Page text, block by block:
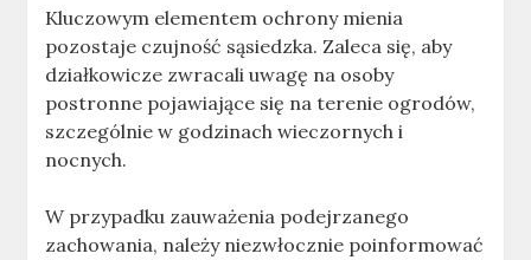
Kluczowym elementem ochrony mienia
pozostaje czujność sąsiedzka. Zaleca się, aby
działkowicze zwracali uwagę na osoby
postronne pojawiające się na terenie ogrodów,
szczególnie w godzinach wieczornych i
nocnych.
W przypadku zauważenia podejrzanego
zachowania, należy niezwłocznie poinformować